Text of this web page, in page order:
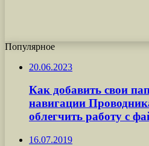
Популярное
20.06.2023
Как добавить свои
навигации
облегчить работу с
16.07.2019